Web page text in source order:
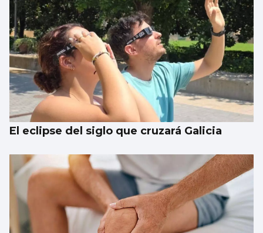
El eclipse del siglo que cruzará Galicia